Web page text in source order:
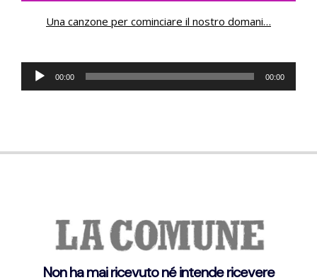
Una canzone per cominciare il nostro domani…
Audio
Player
00:00 00:00
Non ha mai ricevuto né intende ricevere